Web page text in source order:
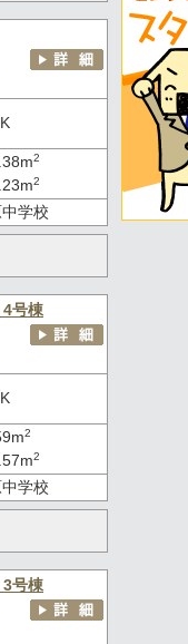
2
2
学校
号棟
2
2
学校
号棟